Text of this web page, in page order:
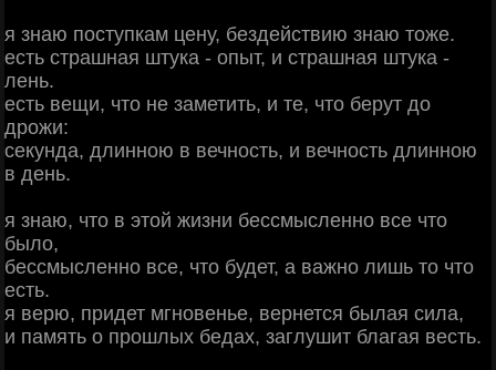
я знаю поступкам цену, бездействию знаю тоже.
есть страшная штука - опыт, и страшная штука -
лень.
есть вещи, что не заметить, и те, что берут до
дрожи:
секунда, длинною в вечность, и вечность длинною
в день.
я знаю, что в этой жизни бессмысленно все что
было,
бессмысленно все, что будет, а важно лишь то что
есть.
я верю, придет мгновенье, вернется былая сила,
и память о прошлых бедах, заглушит благая весть.